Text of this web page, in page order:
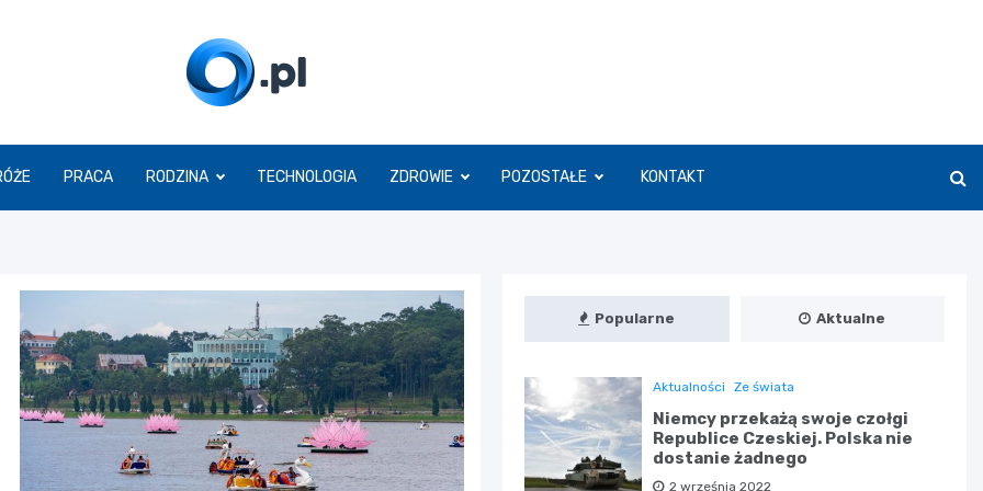
O.pl
PRACA RODZINA TECHNOLOGIA ZDROWIE POZOSTAŁE KONTAKT
Popularne Aktualne
Aktualności Ze świata
Niemcy przekażą swoje czołgi
Republice Czeskiej. Polska nie
dostanie żadnego
2 września 2022